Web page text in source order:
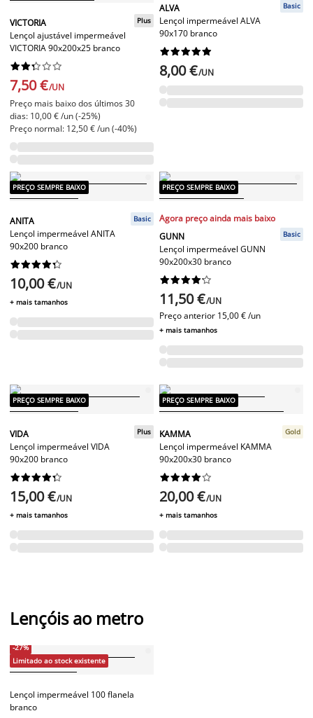
VICTORIA
Lençol ajustável impermeável
VICTORIA 90x200x25 branco
Plus






7,50 €/UN
Preço mais baixo dos últimos 30
dias: 10,00 € /un (-25%)
Preço normal: 12,50 € /un (-40%)
ALVA
Lençol impermeável ALVA
90x170 branco
Basic






8,00 €/UN
PREÇO SEMPRE BAIXO
ANITA
Lençol impermeável ANITA
90x200 branco
Basic






10,00 €/UN
+ mais tamanhos
PREÇO SEMPRE BAIXO
Agora preço ainda mais baixo
GUNN
Lençol impermeável GUNN
90x200x30 branco
Basic






11,50 €/UN
Preço anterior 15,00 € /un
+ mais tamanhos
PREÇO SEMPRE BAIXO
VIDA
Lençol impermeável VIDA
90x200 branco
Plus






15,00 €/UN
+ mais tamanhos
PREÇO SEMPRE BAIXO
KAMMA
Lençol impermeável KAMMA
90x200x30 branco
Gold






20,00 €/UN
+ mais tamanhos
Lençóis ao metro
-27%
Limitado ao stock existente
Lençol impermeável 100 flanela
branco